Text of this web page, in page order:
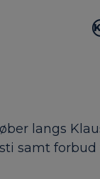
langs
samt